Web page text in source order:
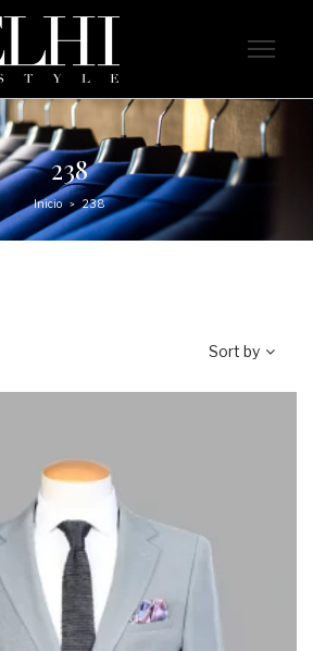
238
Inicio > 238
Sort by